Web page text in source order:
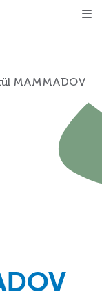
MAMMADOV